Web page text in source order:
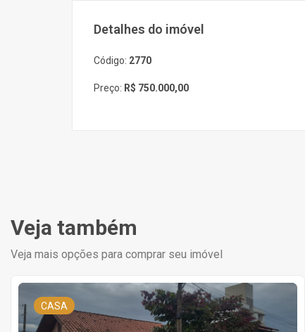
Detalhes do imóvel
Código: 2770
Preço: R$ 750.000,00
Veja também
Veja mais opções para comprar seu imóvel
CASA